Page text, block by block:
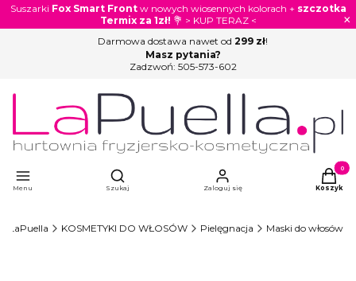
Suszarki Fox Smart Frontw nowych wiosennych kolorach + szczotka
Termix za 1zł! 💐 > KUP TERAZ < ×
Darmowa dostawa nawet od 299 zł!
Masz pytania?
Zadzwoń: 505-573-602
Menu
Otwórz wyszukiwarkę
Szukaj Zaloguj się Koszyk
LaPuella KOSMETYKI DO WŁOSÓW Pielęgnacja Maski do włosów